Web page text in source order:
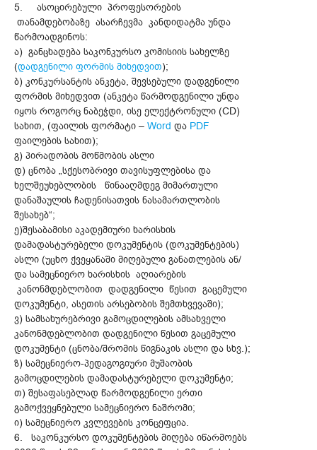
5. ასოცირებული პროფესორების
თანამდებობაზე ასარჩევმა კანდიდატმა უნდა
წარმოადგინოს:
ა) განცხადება საკონკურსო კომისიის სახელზე
(დადგენილი ფორმის მიხედვით);
ბ) კონკურსანტის ანკეტა, შევსებული დადგენილი
ფორმის მიხედვით (ანკეტა წარმოდგენილი უნდა
იყოს როგორც ნაბეჭდი, ისე ელექტრონული (CD)
სახით, (ფაილის ფორმატი – Word და PDF
ფაილების სახით);
გ) პირადობის მოწმობის ასლი
დ) ცნობა „სქესობრივი თავისუფლებისა და
ხელშეუხებლობის წინააღმდეგ მიმართული
დანაშაულის ჩადენისათვის ნასამართლობის
შესახებ“;
ე)შესაბამისი აკადემიური ხარისხის
დამადასტურებელი დოკუმენტის (დოკუმენტების)
ასლი (უცხო ქვეყანაში მიღებული განათლების ან/
და სამეცნიერო ხარისხის აღიარების
კანონმდებლობით დადგენილი წესით გაცემული
დოკუმენტი, ასეთის არსებობის შემთხვევაში);
ვ) სამსახურებრივი გამოცდილების ამსახველი
კანონმდებლობით დადგენილი წესით გაცემული
დოკუმენტი (ცნობა/შრომის წიგნაკის ასლი და სხვ.);
ზ) სამეცნიერო-პედაგოგიური მუშაობის
გამოცდილების დამადასტურებელი დოკუმენტი;
თ) შესაფასებლად წარმოდგენილი ერთი
გამოქვეყნებული სამეცნიერო ნაშრომი;
ი) სამეცნიერო კვლევების კონცეფცია.
6. საკონკურსო დოკუმენტების მიღება იწარმოებს